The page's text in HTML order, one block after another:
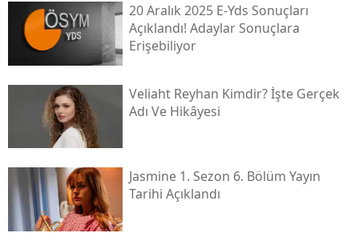
20 Aralık 2025 E-Yds Sonuçları
Açıklandı! Adaylar Sonuçlara
Erişebiliyor
Veliaht Reyhan Kimdir? İşte Gerçek
Adı Ve Hikâyesi
Jasmine 1. Sezon 6. Bölüm Yayın
Tarihi Açıklandı